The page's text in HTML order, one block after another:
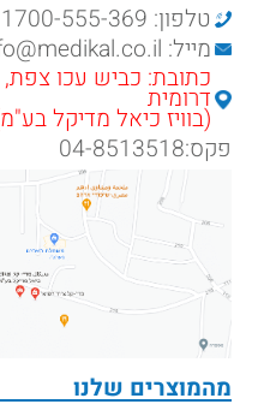
מהמוצרים שלנו
טלפון: 1700-555-369
מייל: info@medikal.co.il
דרומית
(בוויז כיאל מדיקל
פקס:04-8513518